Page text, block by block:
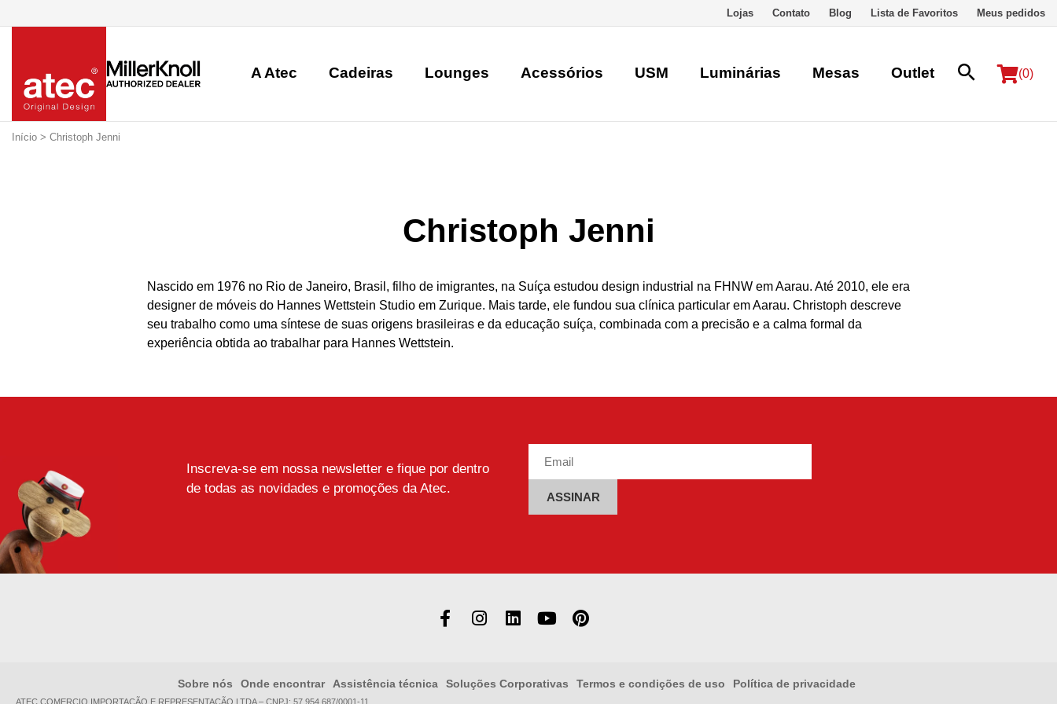
Lojas Contato Blog Lista de Favoritos Meus pedidos
A Atec Cadeiras Lounges Acessórios USM Luminárias Mesas Outlet (0)
Início > Christoph Jenni
Christoph Jenni
Nascido em 1976 no Rio de Janeiro, Brasil, filho de imigrantes, na Suíça estudou design industrial na FHNW em Aarau. Até 2010, ele era
designer de móveis do Hannes Wettstein Studio em Zurique. Mais tarde, ele fundou sua clínica particular em Aarau. Christoph descreve
seu trabalho como uma síntese de suas origens brasileiras e da educação suíça, combinada com a precisão e a calma formal da
experiência obtida ao trabalhar para Hannes Wettstein.
Inscreva-se em nossa newsletter e fique por dentro
de todas as novidades e promoções da Atec.
Sobre nós Onde encontrar Assistência técnica Soluções Corporativas Termos e condições de uso Política de privacidade
ATEC COMERCIO IMPORTAÇÃO E REPRESENTAÇÃO LTDA – CNPJ: 57.954.687/0001-11